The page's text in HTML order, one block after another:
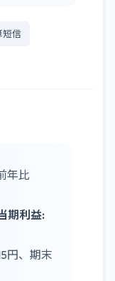
短信
年比
期利益:
円、期末